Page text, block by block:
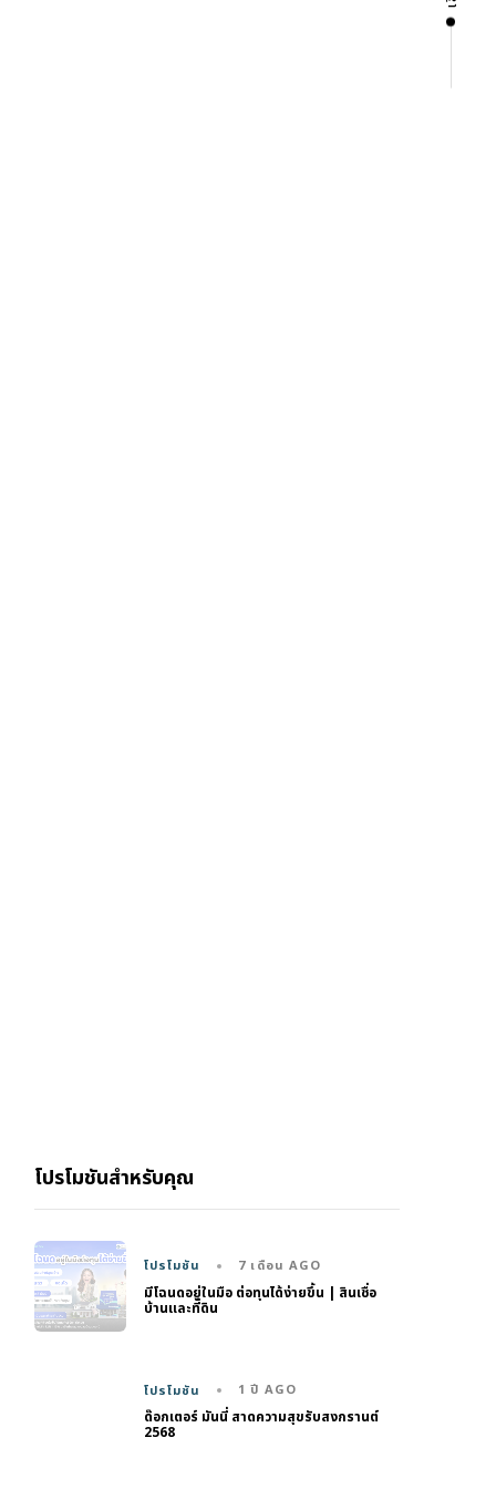
โปรโมชันสำหรับคุณ
โปรโมชัน 7 เดือน AGO
มีโฉนดอยู่ในมือ ต่อทุนได้ง่ายขึ้น | สินเชื่อ
บ้านและที่ดิน
โปรโมชัน 1 ปี AGO
ด๊อกเตอร์ มันนี่ สาดความสุขรับสงกรานต์
2568